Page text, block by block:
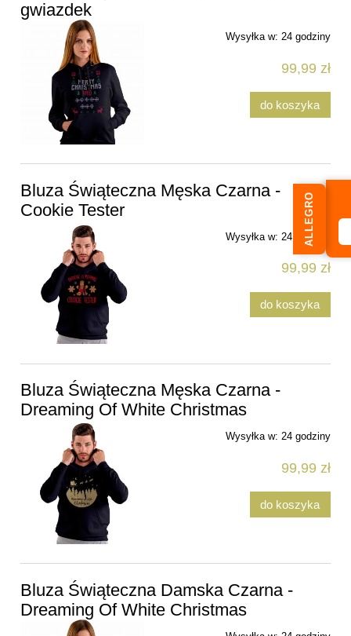
gwiazdek
Wysyłka w: 24 godziny
99,99 zł
do koszyka
Bluza Świąteczna Męska Czarna -
Cookie Tester
Wysyłka w: 24 godziny
99,99 zł
do koszyka
Bluza Świąteczna Męska Czarna -
Dreaming Of White Christmas
Wysyłka w: 24 godziny
99,99 zł
do koszyka
Bluza Świąteczna Damska Czarna -
Dreaming Of White Christmas
ALLEGRO